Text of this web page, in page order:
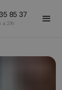
85 37
a 21h